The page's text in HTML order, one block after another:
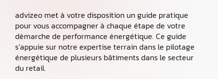
advizeo met à votre disposition un guide pratique
pour vous accompagner à chaque étape de votre
démarche de performance énergétique. Ce guide
s’appuie sur notre expertise terrain dans le pilotage
énergétique de plusieurs bâtiments dans le secteur
du retail.